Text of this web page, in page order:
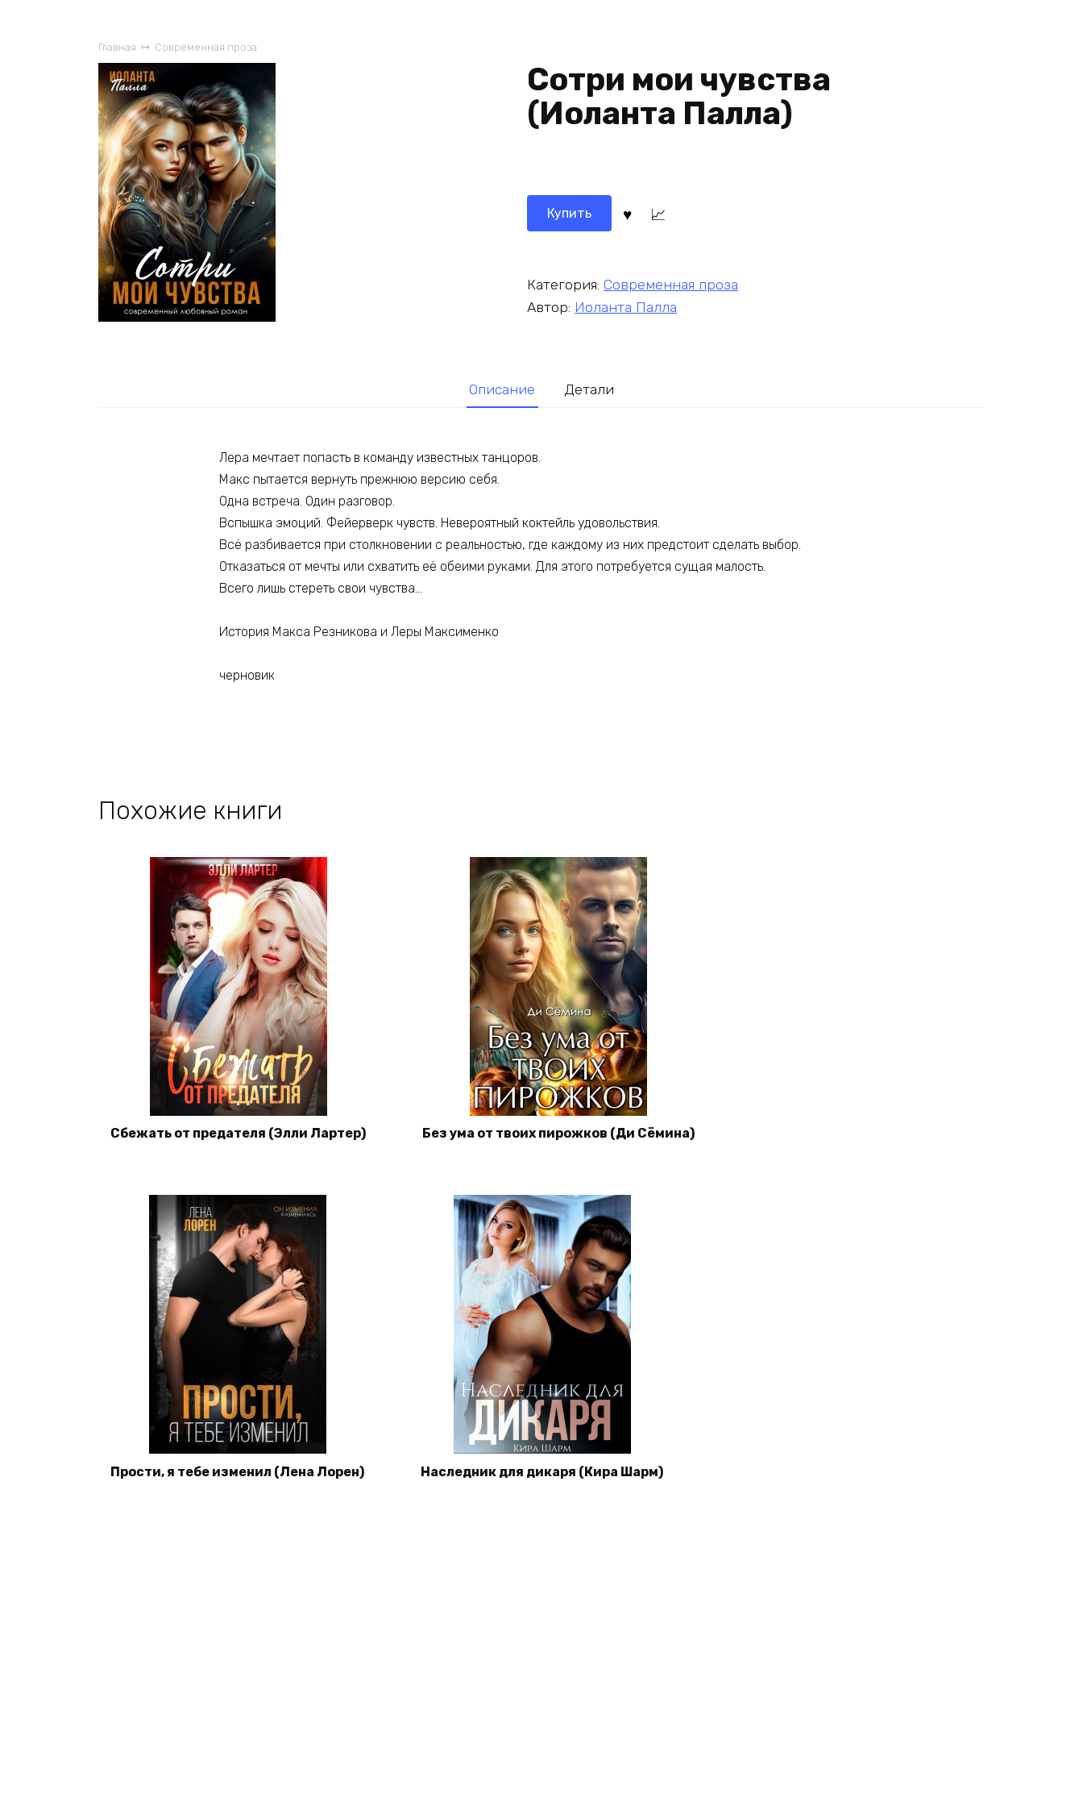
Главная Современная проза
Сотри мои чувства
(Иоланта Палла)
Купить
Категория: Современная проза
Автор: Иоланта Палла
Описание Детали
Лера мечтает попасть в команду известных танцоров.
Макс пытается вернуть прежнюю версию себя.
Одна встреча. Один разговор.
Вспышка эмоций. Фейерверк чувств. Невероятный коктейль удовольствия.
Всё разбивается при столкновении с реальностью, где каждому из них предстоит сделать выбор.
Отказаться от мечты или схватить её обеими руками. Для этого потребуется сущая малость.
Всего лишь стереть свои чувства…
История Макса Резникова и Леры Максименко
черновик
Похожие книги
Сбежать от предателя (Элли Лартер) Без ума от твоих пирожков (Ди Сёмина)
Прости, я тебе изменил (Лена Лорен) Наследник для дикаря (Кира Шарм)